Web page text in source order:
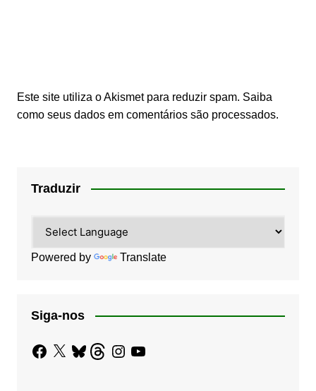
Este site utiliza o Akismet para reduzir spam. Saiba
como seus dados em comentários são processados.
Traduzir
Powered by Translate
Siga-nos
Facebook
X BlueskyThreadsInstagram
YouTube